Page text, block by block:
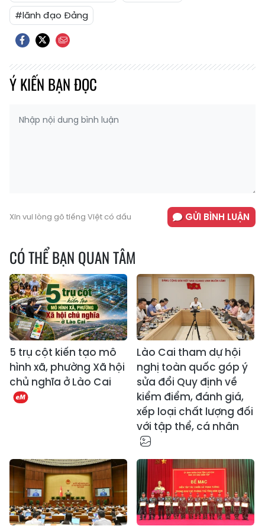
#lãnh đạo Đảng
Ý KIẾN BẠN ĐỌC
Xin vui lòng gõ tiếng Việt có dấu GỬI BÌNH LUẬN
CÓ THỂ BẠN QUAN TÂM
5 trụ cột kiến tạo mô
hình xã, phường Xã hội
chủ nghĩa ở Lào Cai
Lào Cai tham dự hội
nghị toàn quốc góp ý
sửa đổi Quy định về
kiểm điểm, đánh giá,
xếp loại chất lượng đối
với tập thể, cá nhân